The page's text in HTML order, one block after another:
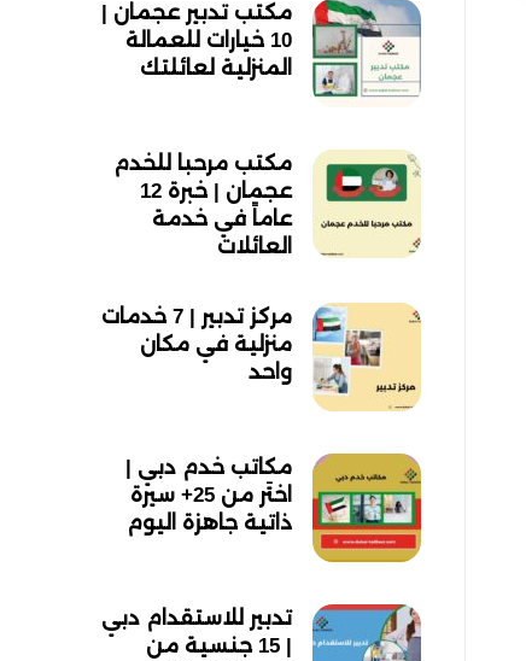
مكتب تدبير عجمان |
10 خيارات للعمالة
المنزلية لعائلتك
مكتب مرحبا للخدم
عجمان | خبرة 12
عاماً في خدمة
العائلات
مركز تدبير | 7 خدمات
منزلية في مكان
واحد
مكاتب خدم دبي |
اختَر من 25+ سيرة
ذاتية جاهزة اليوم
تدبير للاستقدام دبي
| 15 جنسية من